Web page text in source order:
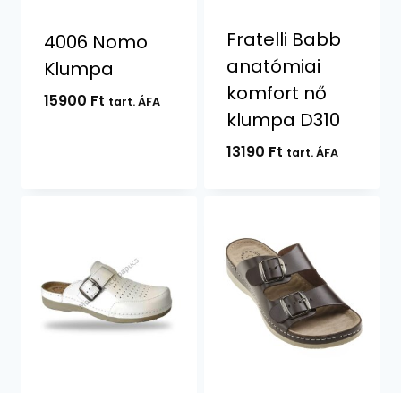
4006 Nomo
Klumpa
15900 Ft tart. ÁFA
Fratelli Babb
anatómiai
komfort nő
klumpa D310
13190 Ft tart. ÁFA